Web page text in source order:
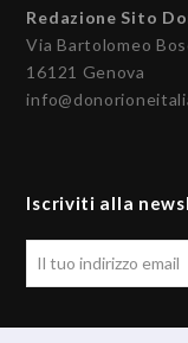
Redazione Sito
Via Bartolomeo
16121 Genova
Iscriviti alla